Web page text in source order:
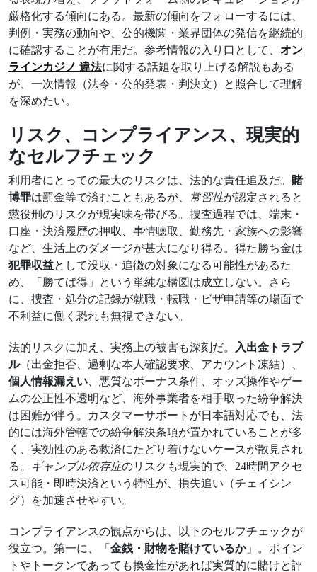
厳格化する傾向にある。最新の傾向をフォローするには、
判例・実務の動向や、公的機関・業界団体の発信を継続的
に確認することが有用だ。参考情報の入り口として、 オン
ラインカジノ 違法に関する話題を取り上げる解説もある
が、一次情報（法令・公的発表・判決文）と照合して理解
を深めたい。
リスク、コンプライアンス、現実的
なセルフチェック
利用者にとっての最大のリスクは、法的な責任追及だ。 賭
博罪は罰金等で済むこともあるが、 常習性が認定されると
懲役刑のリスクが現実味を帯びる。捜査過程では、端末・
口座・決済履歴の押収、事情聴取、勤務先・家族への影響
など、生活上のダメージが甚大になり得る。得た勝ち金は
犯罪収益として没収・追徴の対象になる可能性があるた
め、「勝てば得」という単純な構図は成立しない。さら
に、捜査・処分の記録が就職・転職・ビザ申請等の場面で
不利益に働く恐れも無視できない。
法的リスクに加え、実務上の被害も深刻だ。
入出金トラブ
ル（出金拒否、過剰な本人確認要求、アカウント凍結）、
個人情報漏えい 、悪質なボーナス条件、オッズ操作やゲー
ムの公正性不透明など、海外事業者を相手取った紛争解決
は困難が伴う。カスタマーサポートが日本語対応でも、法
的には海外管轄での紛争解決条項が置かれていることが多
く、実効性のある救済にたどり着けないケースが散見され
る。
ギャンブル依存症のリスクも現実的で、24時間アクセ
ス可能・即時決済という特性が、損失追い（チェイシン
グ）を加速させやすい。
コンプライアンスの観点からは、以下のセルフチェックが
役立つ。第一に、「 金銭・財物を賭けているか」。ポイン
トやトークンであっても換金性があれば実質的に賭けと評